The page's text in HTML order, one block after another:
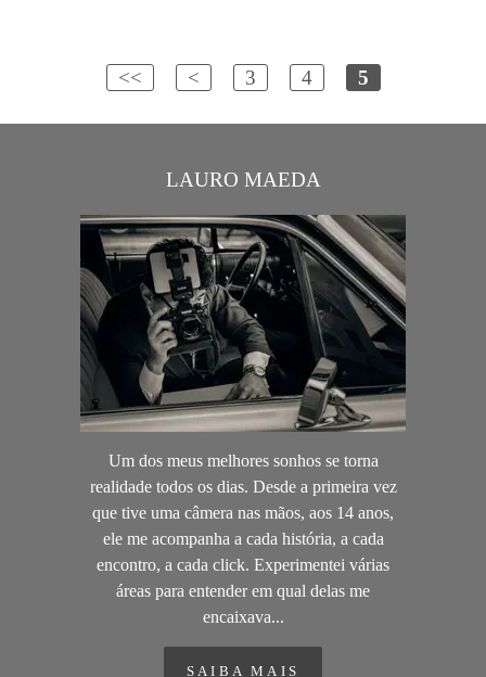
<< < 3 4 5
LAURO MAEDA
Um dos meus melhores sonhos se torna
realidade todos os dias. Desde a primeira vez
que tive uma câmera nas mãos, aos 14 anos,
ele me acompanha a cada história, a cada
encontro, a cada click. Experimentei várias
áreas para entender em qual delas me
encaixava...
SAIBA MAIS